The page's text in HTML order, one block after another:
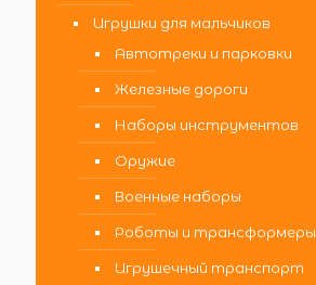
Игрушки для мальчиков
Автотреки и парковки
Железные дороги
Наборы инструментов
Оружие
Военные наборы
Роботы и трансформеры
Игрушечный транспорт